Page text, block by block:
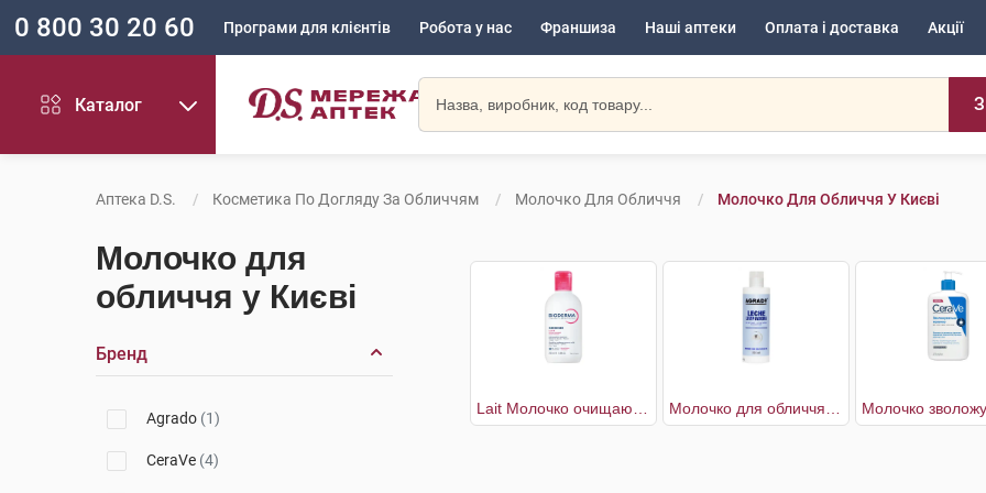
0 800 30 20 60 Програми для клієнтів Робота у нас Франшиза Наші аптеки Оплата і доставка Акції
Каталог
Аптека D.S. Косметика По Догляду За Обличчям Молочко Для Обличчя Молочко Для Обличчя У Києві
Молочко для
обличчя у Києві
Бренд
Agrado (1)
CeraVe (4)